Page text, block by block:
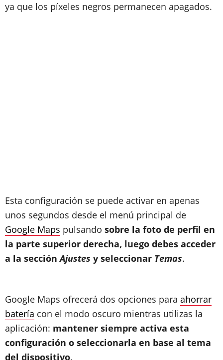
ya que los píxeles negros permanecen apagados.
Esta configuración se puede activar en apenas
unos segundos desde el menú principal de
Google Maps pulsando sobre la foto de perfil en
la parte superior derecha, luego debes acceder
a la secciónAjustes y seleccionar Temas.
Google Maps ofrecerá dos opciones para ahorrar
batería con el modo oscuro mientras utilizas la
aplicación: mantener siempre activa esta
configuración o seleccionarla en base al tema
del dispositivo.